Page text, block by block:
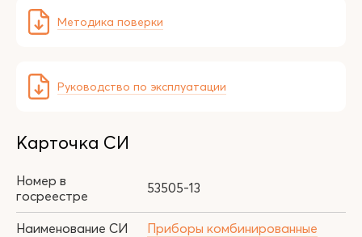
Методика поверки
Руководство по эксплуатации
Карточка СИ
Номер в
госреестре
53505-13
Наименование СИ
Приборы комбинированные